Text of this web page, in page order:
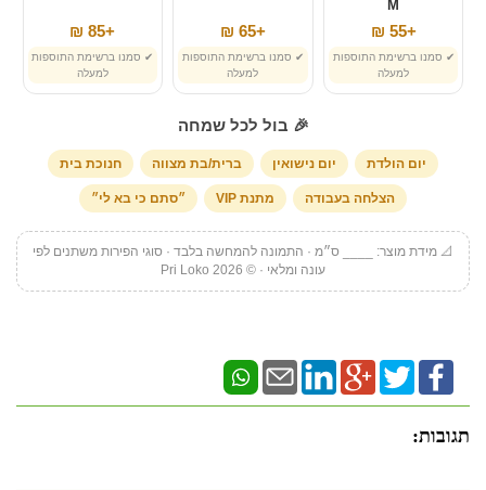
M
+55 ₪
✔ סמנו ברשימת התוספות
למעלה
+65 ₪
✔ סמנו ברשימת התוספות
למעלה
+85 ₪
✔ סמנו ברשימת התוספות
למעלה
🎉 בול לכל שמחה
יום הולדת יום נישואין ברית/בת מצווה חנוכת בית
הצלחה בעבודה מתנת VIP ״סתם כי בא לי״
📐 מידת מוצר: ____ ס״מ · התמונה להמחשה בלבד · סוגי הפירות משתנים לפי
עונה ומלאי · © Pri Loko 2026
תגובות: